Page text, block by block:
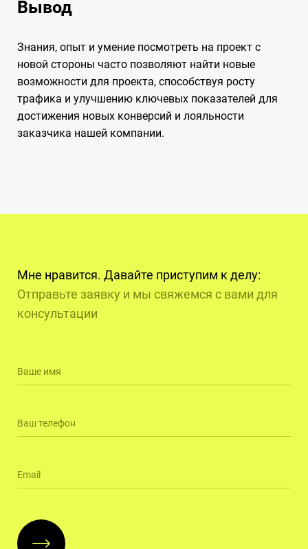
Вывод
Знания, опыт и умение посмотреть на проект с
новой стороны часто позволяют найти новые
возможности для проекта, способствуя росту
трафика и улучшению ключевых показателей для
достижения новых конверсий и лояльности
заказчика нашей компании.
Мне нравится. Давайте приступим к делу:
Отправьте заявку и мы свяжемся с вами для
консультации
Ваше имя
Ваш телефон
Email